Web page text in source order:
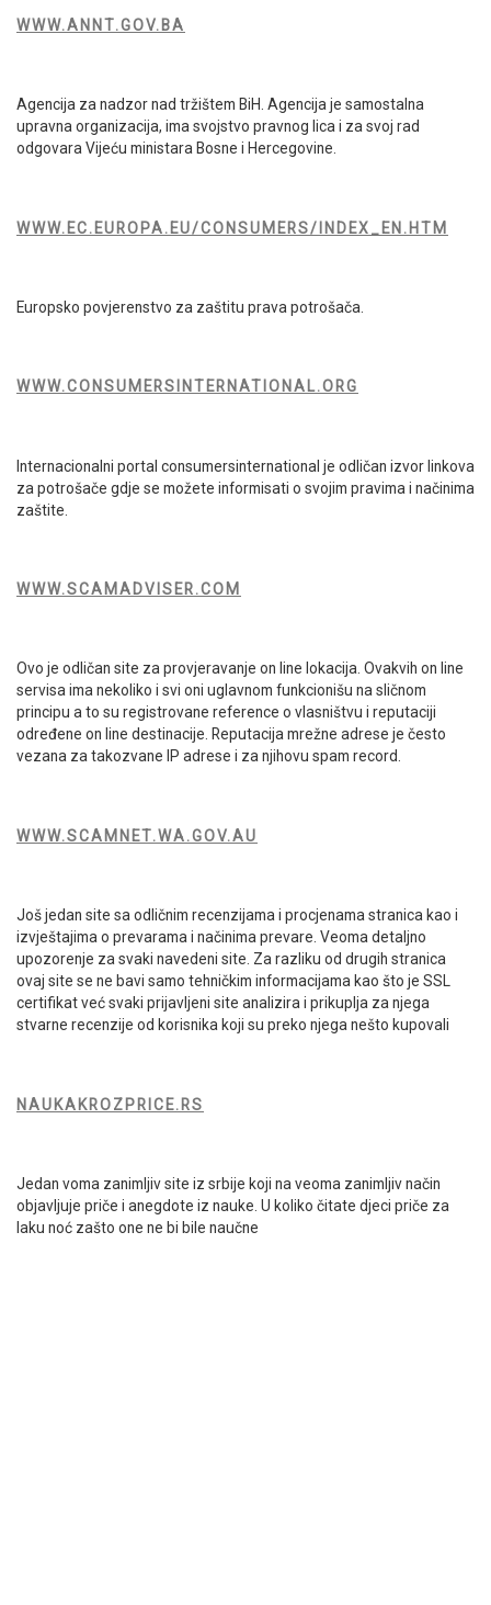
WWW.ANNT.GOV.BA
Agencija za nadzor nad tržištem BiH. Agencija je samostalna
upravna organizacija, ima svojstvo pravnog lica i za svoj rad
odgovara Vijeću ministara Bosne i Hercegovine.
WWW.EC.EUROPA.EU/CONSUMERS/INDEX_EN.HTM
Europsko povjerenstvo za zaštitu prava potrošača.
WWW.CONSUMERSINTERNATIONAL.ORG
Internacionalni portal consumersinternational je odličan izvor linkova
za potrošače gdje se možete informisati o svojim pravima i načinima
zaštite.
WWW.SCAMADVISER.COM
Ovo je odličan site za provjeravanje on line lokacija. Ovakvih on line
servisa ima nekoliko i svi oni uglavnom funkcionišu na sličnom
principu a to su registrovane reference o vlasništvu i reputaciji
određene on line destinacije. Reputacija mrežne adrese je često
vezana za takozvane IP adrese i za njihovu spam record.
WWW.SCAMNET.WA.GOV.AU
Još jedan site sa odličnim recenzijama i procjenama stranica kao i
izvještajima o prevarama i načinima prevare. Veoma detaljno
upozorenje za svaki navedeni site. Za razliku od drugih stranica
ovaj site se ne bavi samo tehničkim informacijama kao što je SSL
certifikat već svaki prijavljeni site analizira i prikuplja za njega
stvarne recenzije od korisnika koji su preko njega nešto kupovali
NAUKAKROZPRICE.RS
Jedan voma zanimljiv site iz srbije koji na veoma zanimljiv način
objavljuje priče i anegdote iz nauke. U koliko čitate djeci priče za
laku noć zašto one ne bi bile naučne